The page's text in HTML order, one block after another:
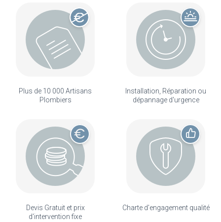
Plus de 10 000 Artisans
Plombiers
Installation, Réparation ou
dépannage d'urgence
Devis Gratuit et prix
d'intervention fixe
Charte d'engagement qualité